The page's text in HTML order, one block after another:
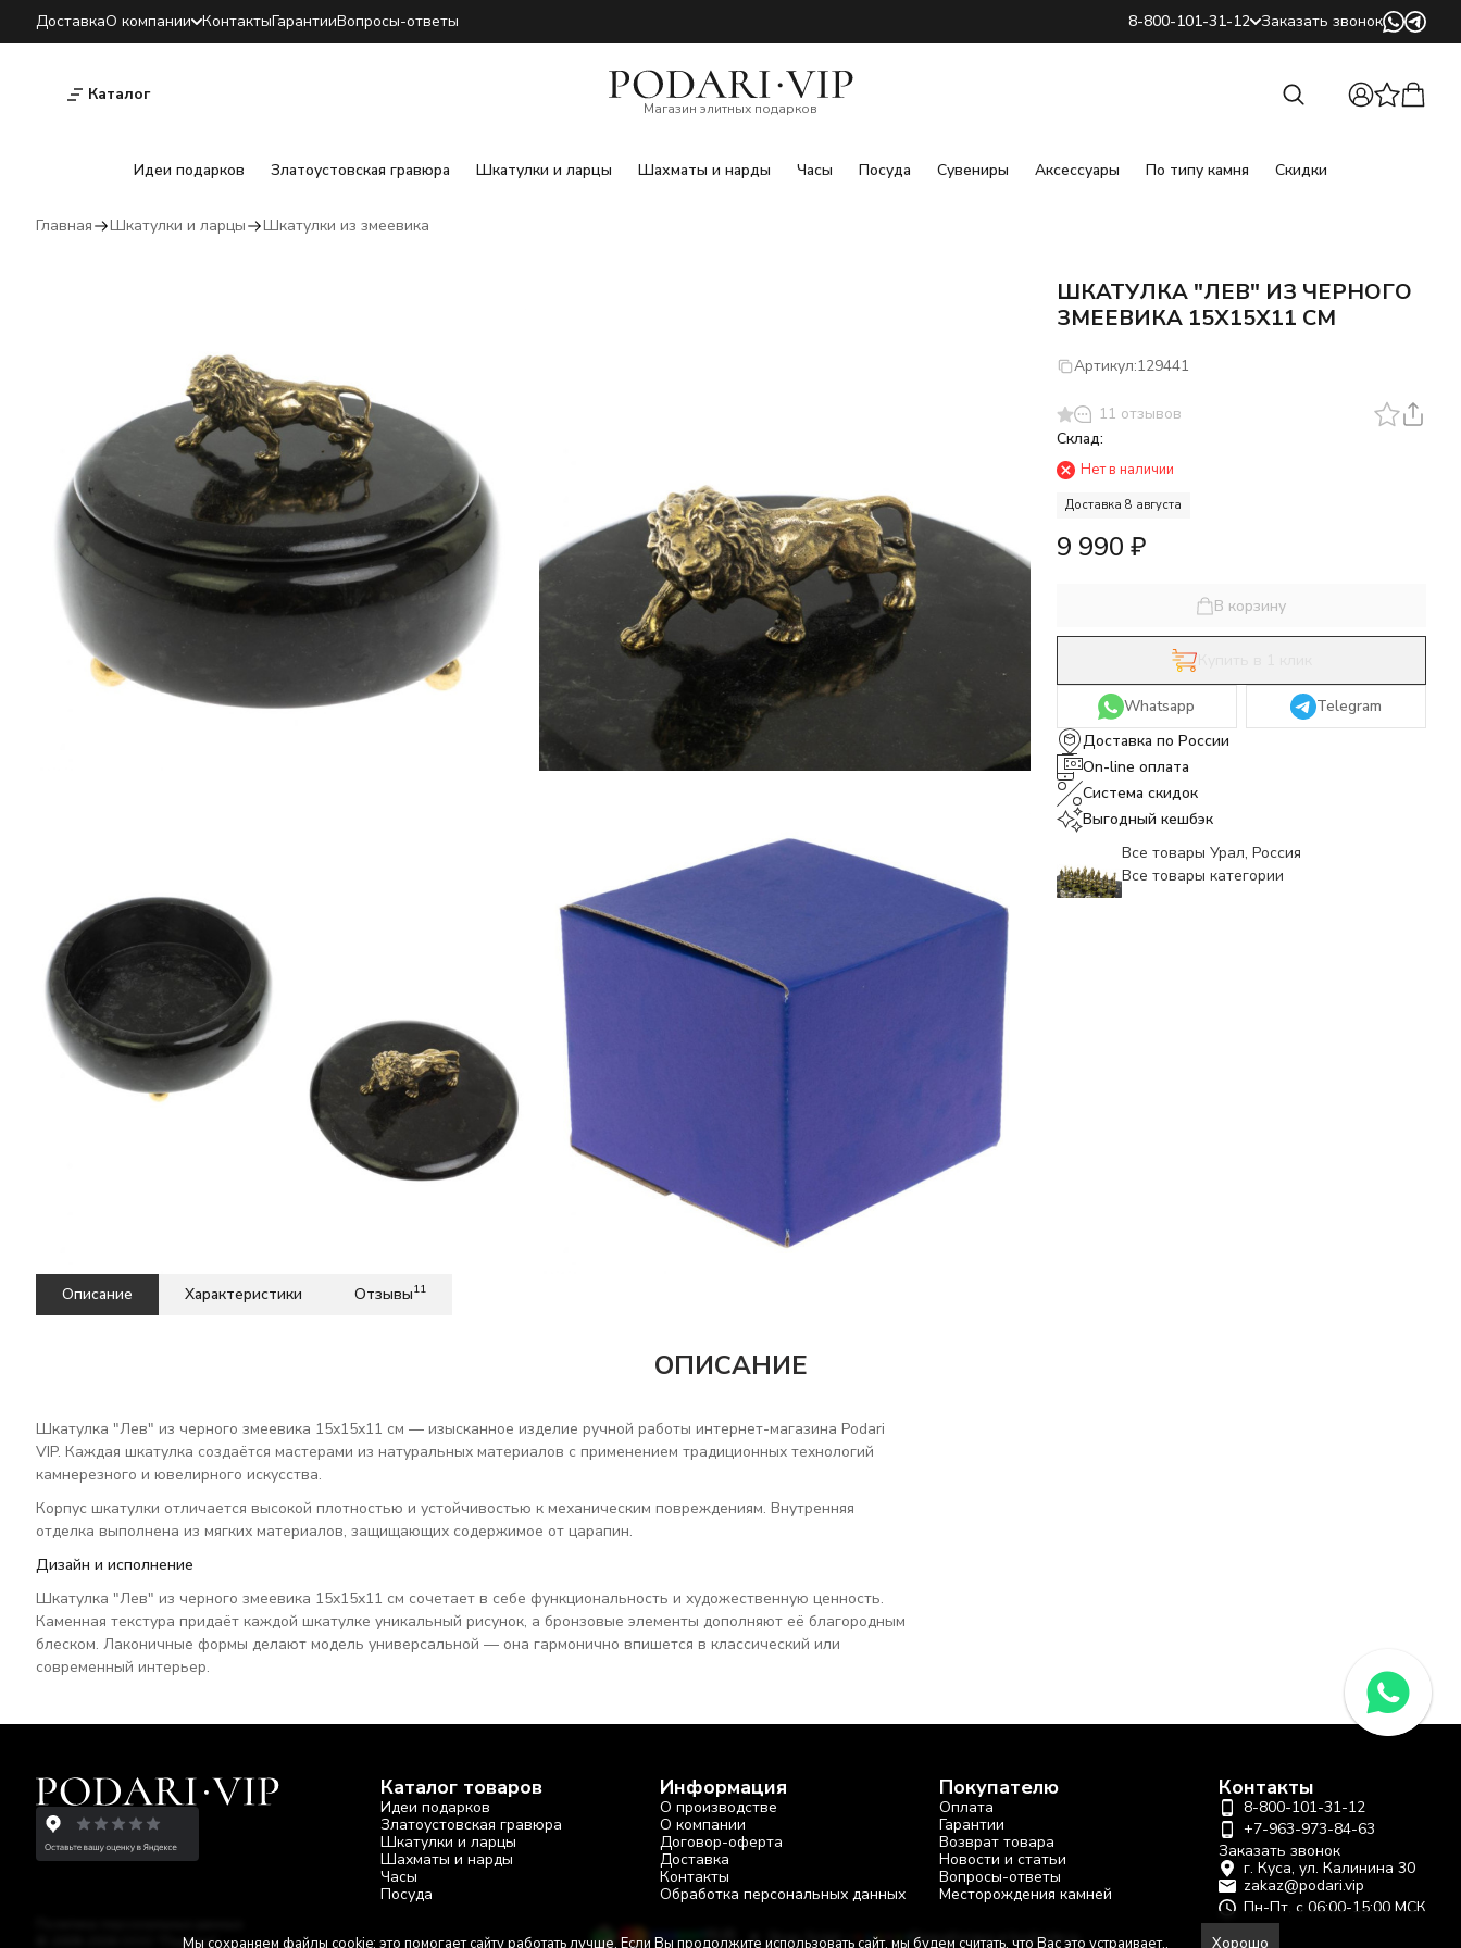
ДоставкаО компании КонтактыГарантииВопросы-ответы 8-800-101-31-12 Заказать звонок
Каталог
Магазин элитных подарков
Идеи подарков Златоустовская гравюра Шкатулки и ларцы Шахматы и нарды Часы Посуда Сувениры Аксессуары По типу камня Скидки
Найти
Главная Шкатулки и ларцы Шкатулки из змеевика
ШКАТУЛКА "ЛЕВ" ИЗ ЧЕРНОГО
ЗМЕЕВИКА 15Х15Х11 СМ
Артикул:129441
11 отзывов
Склад:
Нет в наличии
Доставка 8 августа
9 990 ₽
В корзину
Whatsapp
Telegram
Доставка по России
On-line оплата
Система скидок
Выгодный кешбэк
Все товары Урал, Россия
Все товары категории
Описание Характеристики Отзывы11
ОПИСАНИЕ
Шкатулка "Лев" из черного змеевика 15х15х11 см — изысканное изделие ручной работы интернет-магазина Podari
VIP. Каждая шкатулка создаётся мастерами из натуральных материалов с применением традиционных технологий
камнерезного и ювелирного искусства.
Корпус шкатулки отличается высокой плотностью и устойчивостью к механическим повреждениям. Внутренняя
отделка выполнена из мягких материалов, защищающих содержимое от царапин.
Дизайн и исполнение
Шкатулка "Лев" из черного змеевика 15х15х11 см сочетает в себе функциональность и художественную ценность.
Каменная текстура придаёт каждой шкатулке уникальный рисунок, а бронзовые элементы дополняют её благородным
блеском. Лаконичные формы делают модель универсальной — она гармонично впишется в классический или
современный интерьер.
Каталог товаров
Идеи подарков
Златоустовская гравюра
Шкатулки и ларцы
Шахматы и нарды
Часы
Посуда
Информация
О производстве
О компании
Договор-оферта
Доставка
Контакты
Обработка персональных данных
Покупателю
Оплата
Гарантии
Возврат товара
Новости и статьи
Вопросы-ответы
Месторождения камней
Контакты
8-800-101-31-12
+7-963-973-84-63
Заказать звонок
г. Куса, ул. Калинина 30
zakaz@podari.vip
Пн-Пт, с 06:00-15:00 МСК
© 2009-2026 ООО "Подари"
RUB Shop-Script — Разработано в bodysite.ru
Мы сохраняем файлы cookie: это помогает сайту работать лучше. Если Вы продолжите использовать сайт, мы будем считать, что Вас это устраивает.. Хорошо